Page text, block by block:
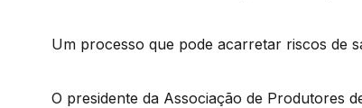
Um processo que pode acarretar riscos de
O presidente da Associação de Produtores